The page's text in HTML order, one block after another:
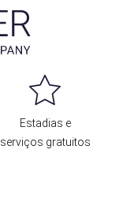
Estadias e
serviços gratuitos